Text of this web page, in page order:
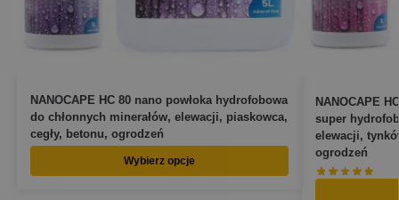
NANOCAPE HC 80 nano powłoka hydrofobowa
do chłonnych minerałów, elewacji, piaskowca,
cegły, betonu, ogrodzeń
Wybierz opcje
NANOCAPE
super
elewacji,
ogrodzeń